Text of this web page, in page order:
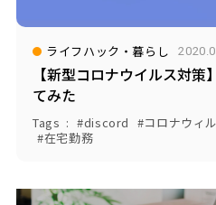
ライフハック・暮らし
【新型コロナウイルス対
てみた
Tags discord コロナウィ
在宅勤務